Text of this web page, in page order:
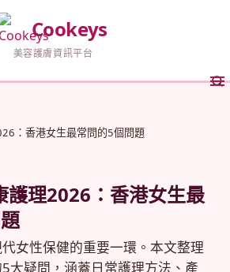
Cookeys
美容護膚資訊平台
：香港女生最常問的5個問題
護理2026：香港女生最
女性保健的重要一環。本文整理
大疑問，涵蓋日常護理方法、產